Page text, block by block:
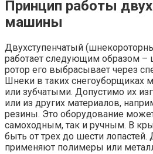
Принцип работы
машины
Двухступенчатый
работает следующим образом –
ротор его выбрасывает через
Шнеки в таких снегоуборщиках
или зубчатыми. Допустимо их
или из других материалов,
резины. Это оборудование
самоходным, так и ручным. В
быть от трех до шести лопастей.
применяют полимеры или